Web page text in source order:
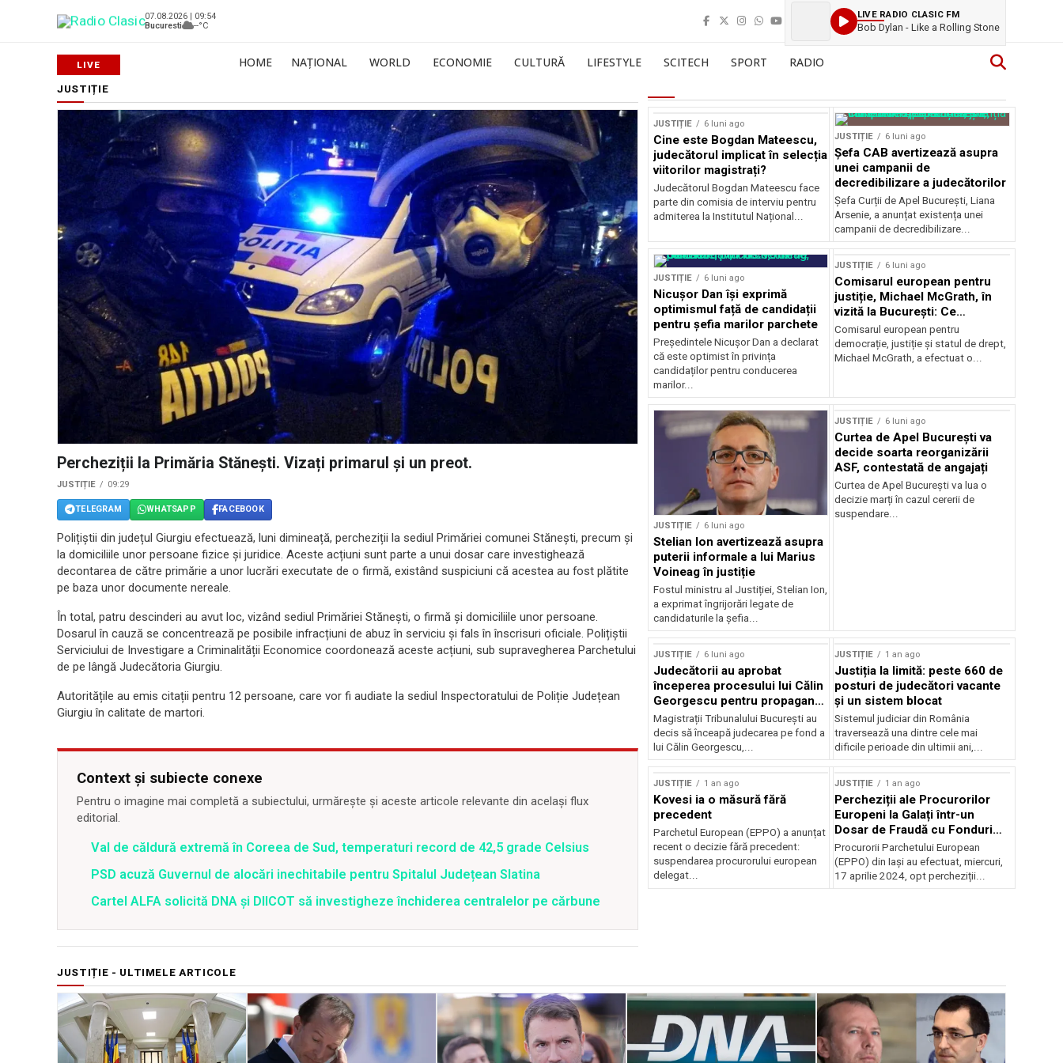
07.08.2026 | 09:54
Bucuresti
--°C
LIVE RADIO CLASIC FM
Bob Dylan - Like a Rolling Stone
HOME NAȚIONAL WORLD ECONOMIE CULTURĂ LIFESTYLE SCITECH SPORT RADIO
JUSTIȚIE
Percheziții la Primăria Stănești. Vizați primarul și un preot.
JUSTIȚIE 09:29
TELEGRAM WHATSAPP FACEBOOK
Polițiștii din județul Giurgiu efectuează, luni dimineață, percheziții la sediul Primăriei comunei Stănești, precum și
la domiciliile unor persoane fizice și juridice. Aceste acțiuni sunt parte a unui dosar care investighează
decontarea de către primărie a unor lucrări executate de o firmă, existând suspiciuni că acestea au fost plătite
pe baza unor documente nereale.
În total, patru descinderi au avut loc, vizând sediul Primăriei Stănești, o firmă și domiciliile unor persoane.
Dosarul în cauză se concentrează pe posibile infracțiuni de abuz în serviciu și fals în înscrisuri oficiale. Polițiștii
Serviciului de Investigare a Criminalității Economice coordonează aceste acțiuni, sub supravegherea Parchetului
de pe lângă Judecătoria Giurgiu.
Autoritățile au emis citații pentru 12 persoane, care vor fi audiate la sediul Inspectoratului de Poliție Județean
Giurgiu în calitate de martori.
Context și subiecte conexe
Pentru o imagine mai completă a subiectului, urmărește și aceste articole relevante din același flux
editorial.
Val de căldură extremă în Coreea de Sud, temperaturi record de 42,5 grade Celsius
PSD acuză Guvernul de alocări inechitabile pentru Spitalul Județean Slatina
Cartel ALFA solicită DNA și DIICOT să investigheze închiderea centralelor pe cărbune
JUSTIȚIE 6 luni ago
Cine este Bogdan Mateescu,
judecătorul implicat în selecția
viitorilor magistrați?
Judecătorul Bogdan Mateescu face
parte din comisia de interviu pentru
admiterea la Institutul Național...
JUSTIȚIE 6 luni ago
Șefa CAB avertizează asupra
unei campanii de
decredibilizare a judecătorilor
Șefa Curții de Apel București, Liana
Arsenie, a anunțat existența unei
campanii de decredibilizare...
JUSTIȚIE 6 luni ago
Nicușor Dan își exprimă
optimismul față de candidații
pentru șefia marilor parchete
Președintele Nicușor Dan a declarat
că este optimist în privința
candidaților pentru conducerea
marilor...
JUSTIȚIE 6 luni ago
Comisarul european pentru
justiție, Michael McGrath, în
vizită la București: Ce
dezvăluie despre justiția
română
Comisarul european pentru
democrație, justiție și statul de drept,
Michael McGrath, a efectuat o...
JUSTIȚIE 6 luni ago
Stelian Ion avertizează asupra
puterii informale a lui Marius
Voineag în justiție
Fostul ministru al Justiției, Stelian Ion,
a exprimat îngrijorări legate de
candidaturile la șefia...
JUSTIȚIE 6 luni ago
Curtea de Apel București va
decide soarta reorganizării
ASF, contestată de angajați
Curtea de Apel București va lua o
decizie marți în cazul cererii de
suspendare...
JUSTIȚIE 6 luni ago
Judecătorii au aprobat
începerea procesului lui Călin
Georgescu pentru propagandă
legionară
Magistrații Tribunalului București au
decis să înceapă judecarea pe fond a
lui Călin Georgescu,...
JUSTIȚIE 1 an ago
Justiția la limită: peste 660 de
posturi de judecători vacante
și un sistem blocat
Sistemul judiciar din România
traversează una dintre cele mai
dificile perioade din ultimii ani,...
JUSTIȚIE 1 an ago
Kovesi ia o măsură fără
precedent
Parchetul European (EPPO) a anunțat
recent o decizie fără precedent:
suspendarea procurorului european
delegat...
JUSTIȚIE 1 an ago
Percheziții ale Procurorilor
Europeni la Galați într-un
Dosar de Fraudă cu Fonduri
Europene de 1,7 Milioane de
Euro
Procurorii Parchetului European
(EPPO) din Iași au efectuat, miercuri,
17 aprilie 2024, opt percheziții...
JUSTIȚIE - ULTIMELE ARTICOLE